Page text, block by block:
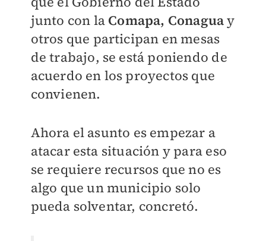
junto con la Comapa, Conaguay
otros que participan en mesas
de trabajo, se está poniendo de
acuerdo en los proyectos que
convienen.
Ahora el asunto es empezar a
atacar esta situación y para eso
se requiere recursos que no es
algo que un municipio solo
pueda solventar, concretó.